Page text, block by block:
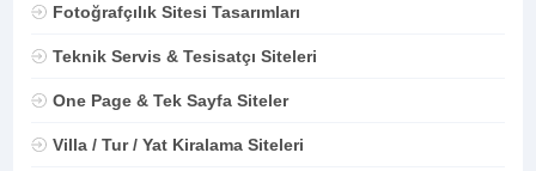
Fotoğrafçılık Sitesi Tasarımları
Teknik Servis & Tesisatçı Siteleri
One Page & Tek Sayfa Siteler
Villa / Tur / Yat Kiralama Siteleri